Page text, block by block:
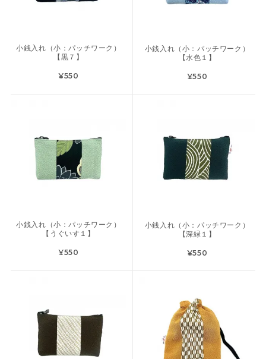
小銭入れ（小：パッチワーク）
【黒７】
¥550
小銭入れ（小：パッチワーク）
【水色１】
¥550
小銭入れ（小：パッチワーク）
【うぐいす１】
¥550
小銭入れ（小：パッチワーク）
【深緑１】
¥550